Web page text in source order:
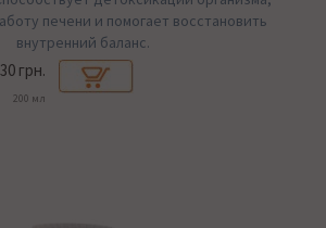
печени и помогает восстановить
внутренний баланс.
грн.
200 мл